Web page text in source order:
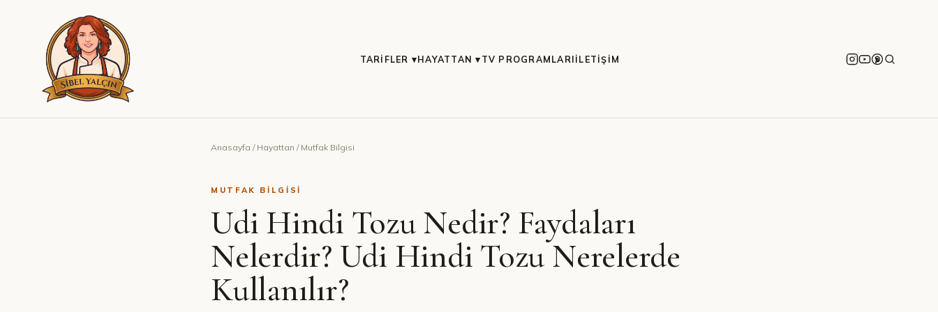
TARIFLER ▾HAYATTAN ▾TV PROGRAMLARIİLETIŞIM
Anasayfa / Hayattan / Mutfak Bilgisi
MUTFAK BILGISI
Udi Hindi Tozu Nedir? Faydaları
Nelerdir? Udi Hindi Tozu Nerelerde
Kullanılır?